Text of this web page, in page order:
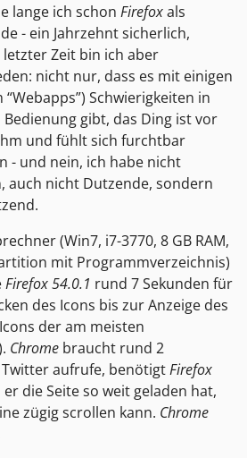
lange ich schon Firefoxals
- ein Jahrzehnt sicherlich,
Zeit bin ich aber
nicht nur, dass es mit einigen
Schwierigkeiten in
gibt, das Ding ist vor
und fühlt sich furchtbar
- und nein, ich habe nicht
auch nicht Dutzende, sondern
(Win7, i7-3770, 8 GB RAM,
mit Programmverzeichnis)
Firefox 54.0.1 rund 7 Sekunden für
des Icons bis zur Anzeige des
der am meisten
Chrome braucht rund 2
aufrufe, benötigtFirefox
die Seite so weit geladen hat,
zügig scrollen kann. Chrome